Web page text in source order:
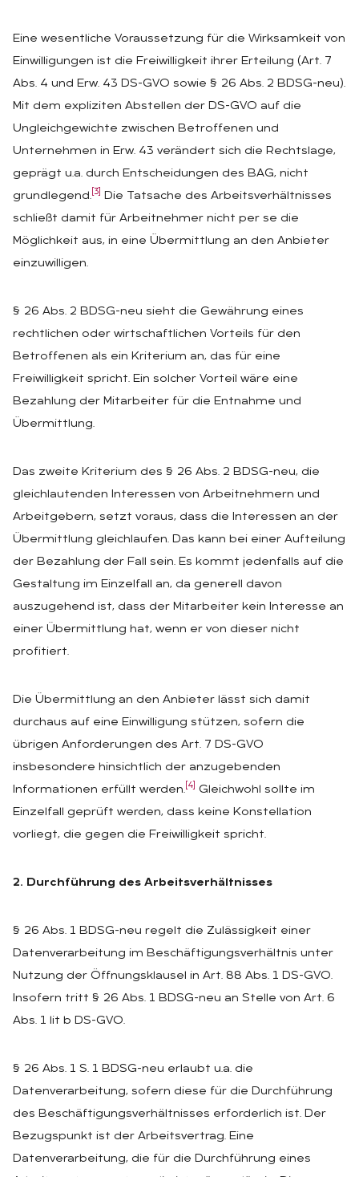
Eine wesentliche Voraussetzung für die Wirksamkeit von
Einwilligungen ist die Freiwilligkeit ihrer Erteilung (Art. 7
Abs. 4 und Erw. 43 DS-GVO sowie § 26 Abs. 2 BDSG-neu).
Mit dem expliziten Abstellen der DS-GVO auf die
Ungleichgewichte zwischen Betroffenen und
Unternehmen in Erw. 43 verändert sich die Rechtslage,
geprägt u.a. durch Entscheidungen des BAG, nicht
grundlegend. [3]
Die Tatsache des Arbeitsverhältnisses
schließt damit für Arbeitnehmer nicht per se die
Möglichkeit aus, in eine Übermittlung an den Anbieter
einzuwilligen.
§ 26 Abs. 2 BDSG-neu sieht die Gewährung eines
rechtlichen oder wirtschaftlichen Vorteils für den
Betroffenen als ein Kriterium an, das für eine
Freiwilligkeit spricht. Ein solcher Vorteil wäre eine
Bezahlung der Mitarbeiter für die Entnahme und
Übermittlung.
Das zweite Kriterium des § 26 Abs. 2 BDSG-neu, die
gleichlautenden Interessen von Arbeitnehmern und
Arbeitgebern, setzt voraus, dass die Interessen an der
Übermittlung gleichlaufen. Das kann bei einer Aufteilung
der Bezahlung der Fall sein. Es kommt jedenfalls auf die
Gestaltung im Einzelfall an, da generell davon
auszugehend ist, dass der Mitarbeiter kein Interesse an
einer Übermittlung hat, wenn er von dieser nicht
profitiert.
Die Übermittlung an den Anbieter lässt sich damit
durchaus auf eine Einwilligung stützen, sofern die
übrigen Anforderungen des Art. 7 DS-GVO
insbesondere hinsichtlich der anzugebenden
Informationen erfüllt werden. [4]
Gleichwohl sollte im
Einzelfall geprüft werden, dass keine Konstellation
vorliegt, die gegen die Freiwilligkeit spricht.
2. Durchführung des Arbeitsverhältnisses
§ 26 Abs. 1 BDSG-neu regelt die Zulässigkeit einer
Datenverarbeitung im Beschäftigungsverhältnis unter
Nutzung der Öffnungsklausel in Art. 88 Abs. 1 DS-GVO.
Insofern tritt § 26 Abs. 1 BDSG-neu an Stelle von Art. 6
Abs. 1 lit b DS-GVO.
§ 26 Abs. 1 S. 1 BDSG-neu erlaubt u.a. die
Datenverarbeitung, sofern diese für die Durchführung
des Beschäftigungsverhältnisses erforderlich ist. Der
Bezugspunkt ist der Arbeitsvertrag. Eine
Datenverarbeitung, die für die Durchführung eines